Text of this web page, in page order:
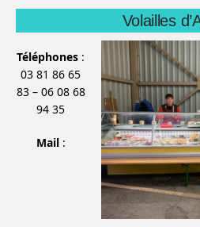
Volailles
Téléphones :
03 81 86 65
83 – 06 08 68
94 35
Mail: